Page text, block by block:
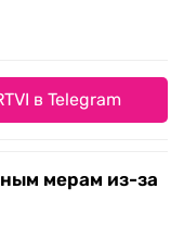
в Telegram
мерам из-за